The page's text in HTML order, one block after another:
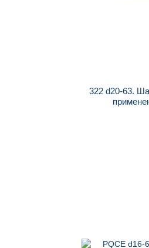
322 d20-63.